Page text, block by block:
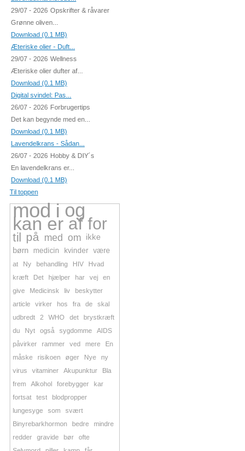
29/07 - 2026 Opskrifter & råvarer
Grønne oliven...
Download (0.1 MB)
Æteriske olier - Duft...
29/07 - 2026 Wellness
Æteriske olier dufter af...
Download (0.1 MB)
Digital svindel: Pas...
26/07 - 2026 Forbrugertips
Det kan begynde med en...
Download (0.1 MB)
Lavendelkrans - Sådan...
26/07 - 2026 Hobby & DIY´s
En lavendelkrans er...
Download (0.1 MB)
Til toppen
mod i og
kan er af for
til på med om ikke
børn
medicin kvinder
være
at
Ny behandling HIV
Hvad
kræft
Det hjælper har vej
en
give
Medicinsk liv
beskytter
article
virker hos fra de
skal
udbredt
2 WHO det
brystkræft
du
Nyt også sygdomme
AIDS
påvirker
rammer ved mere
En
måske
risikoen øger Nye
ny
virus
vitaminer Akupunktur
Bla
frem
Alkohol forebygger
kar
fortsat
test
blodpropper
lungesyge
som
svært
Binyrebarkhormon
bedre
mindre
redder
gravide bør
ofte